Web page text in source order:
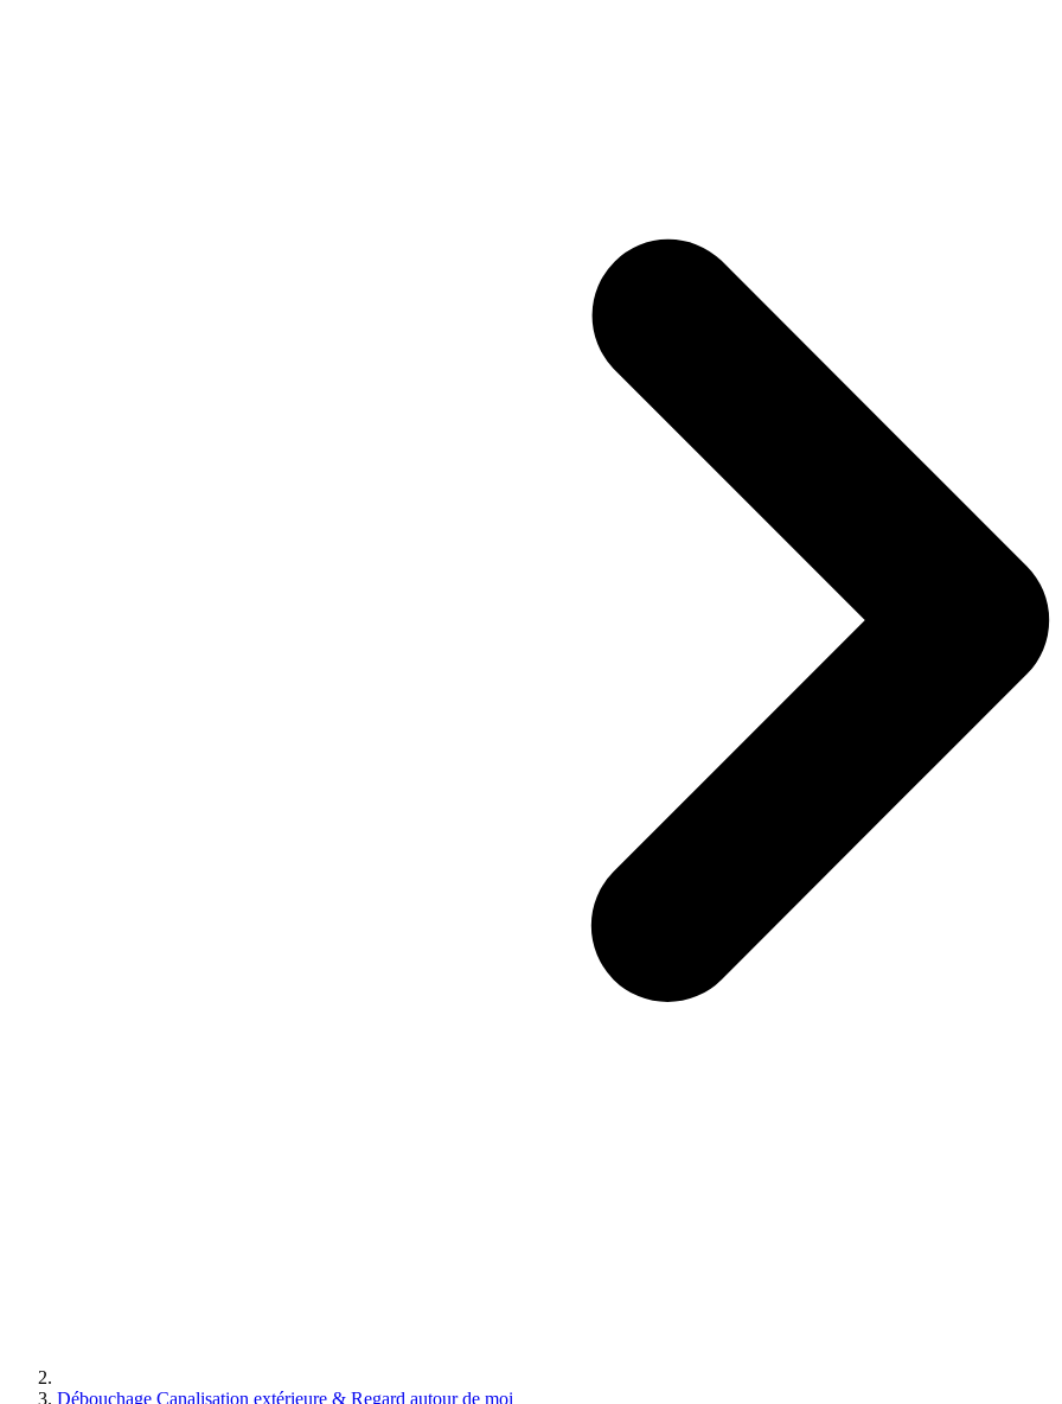
Débouchage Canalisation extérieure & Regard autour de moi